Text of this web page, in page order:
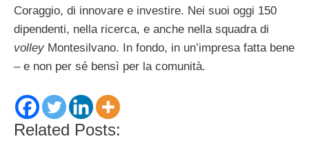
Coraggio, di innovare e investire. Nei suoi oggi 150
dipendenti, nella ricerca, e anche nella squadra di
volley Montesilvano. In fondo, in un’impresa fatta bene
– e non per sé bensì per la comunità.
Related Posts: